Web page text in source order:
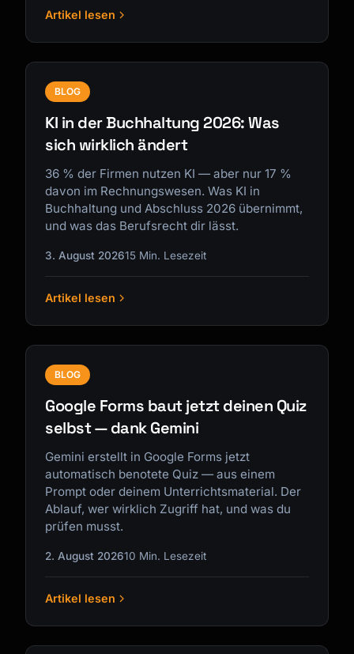
Artikel lesen
BLOG
KI in der Buchhaltung 2026: Was
sich wirklich ändert
36 % der Firmen nutzen KI — aber nur 17 %
davon im Rechnungswesen. Was KI in
Buchhaltung und Abschluss 2026 übernimmt,
und was das Berufsrecht dir lässt.
3. August 202615 Min. Lesezeit
Artikel lesen
BLOG
Google Forms baut jetzt deinen Quiz
selbst — dank Gemini
Gemini erstellt in Google Forms jetzt
automatisch benotete Quiz — aus einem
Prompt oder deinem Unterrichtsmaterial. Der
Ablauf, wer wirklich Zugriff hat, und was du
prüfen musst.
2. August 202610 Min. Lesezeit
Artikel lesen
Kai